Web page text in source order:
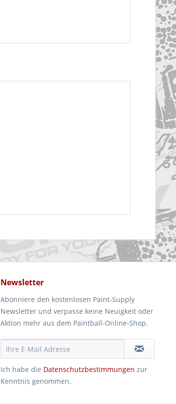
Newsletter
Abonniere den kostenlosen Paint-Supply
Newsletter und verpasse keine Neuigkeit oder
Aktion mehr aus dem Paintball-Online-Shop.
Ich habe die Datenschutzbestimmungen zur
Kenntnis genommen.